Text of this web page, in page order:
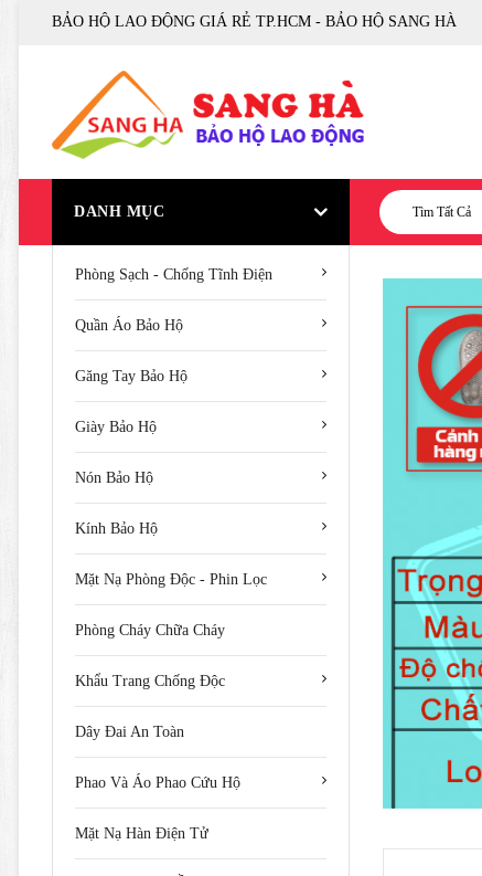
BẢO HỘ LAO ĐỘNG GIÁ RẺ TP.HCM - BẢO HỘ SANG HÀ
DANH MỤC Tìm Tất Cả
Phòng Sạch - Chống Tĩnh Điện
Quần Áo Bảo Hộ
Găng Tay Bảo Hộ
Giày Bảo Hộ
Nón Bảo Hộ
Kính Bảo Hộ
Mặt Nạ Phòng Độc - Phin Lọc
Phòng Cháy Chữa Cháy
Khẩu Trang Chống Độc
Dây Đai An Toàn
Phao Và Áo Phao Cứu Hộ
Mặt Nạ Hàn Điện Tử